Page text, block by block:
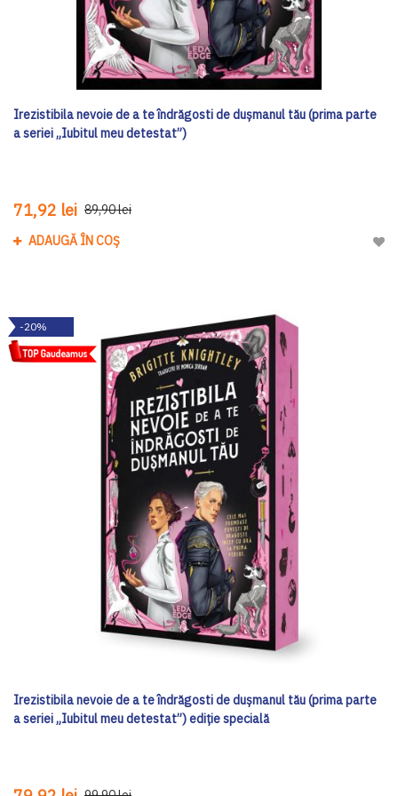
Irezistibila nevoie de a te îndrăgosti de dușmanul tău (prima parte
a seriei „Iubitul meu detestat”)
71,92 lei 89,90 lei
ADAUGĂ ÎN COȘ
-20%
Irezistibila nevoie de a te îndrăgosti de dușmanul tău (prima parte
a seriei „Iubitul meu detestat”) ediţie specială